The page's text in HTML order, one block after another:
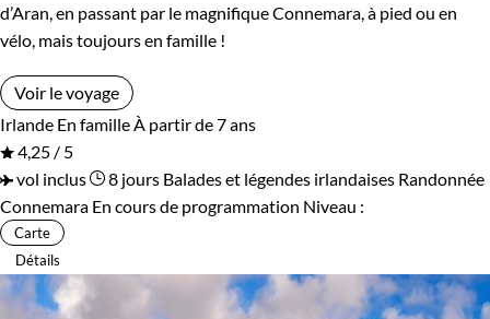
d’Aran, en passant par le magnifique Connemara, à pied ou en
vélo, mais toujours en famille !
Voir le voyage
Irlande En famille À partir de 7 ans
4,25 / 5
vol inclus
8 jours Balades et légendes irlandaises Randonnée
Connemara En cours de programmation Niveau :
Carte
Détails